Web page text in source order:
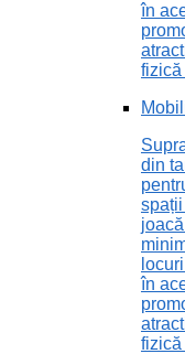
în
fizică
din
în
fizică